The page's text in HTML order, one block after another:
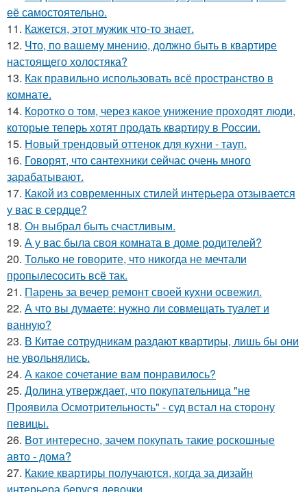
её самостоятельно.
11. Кажется, этот мужик что-то знает.
12. Что, по вашему мнению, должно быть в квартире
настоящего холостяка?
13. Как правильно использовать всё пространство в
комнате.
14. Коротко о том, через какое унижение проходят люди,
которые теперь хотят продать квартиру в России.
15. Новый трендовый оттенок для кухни - тауп.
16. Говорят, что сантехники сейчас очень много
зарабатывают.
17. Какой из современных стилей интерьера отзывается
у вас в сердце?
18. Он выбрал быть счастливым.
19. А у вас была своя комната в доме родителей?
20. Только не говорите, что никогда не мечтали
пропылесосить всё так.
21. Парень за вечер ремонт своей кухни освежил.
22. А что вы думаете: нужно ли совмещать туалет и
ванную?
23. В Китае сотрудникам раздают квартиры, лишь бы они
не увольнялись.
24. А какое сочетание вам понравилось?
25. Долина утверждает, что покупательница "не
Проявила Осмотрительность" - суд встал на сторону
певицы.
26. Вот интересно, зачем покупать такие роскошные
авто - дома?
27. Какие квартиры получаются, когда за дизайн
интерьера беруся девочки.